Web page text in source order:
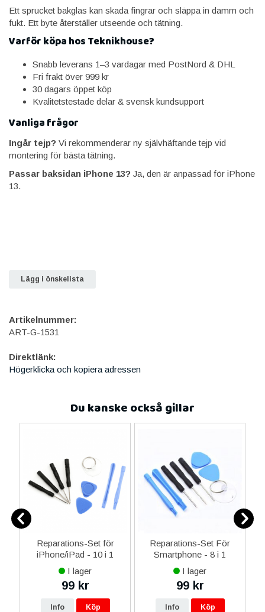
Ett sprucket bakglas kan skada fingrar och släppa in damm och
fukt. Ett byte återställer utseende och tätning.
Varför köpa hos Teknikhouse?
Snabb leverans 1–3 vardagar med PostNord & DHL
Fri frakt över 999 kr
30 dagars öppet köp
Kvalitetstestade delar & svensk kundsupport
Vanliga frågor
Ingår tejp? Vi rekommenderar ny självhäftande tejp vid
montering för bästa tätning.
Passar baksidan iPhone 13? Ja, den är anpassad för iPhone
13.
Lägg i önskelista
Artikelnummer:
ART-G-1531
Direktlänk:
Högerklicka och kopiera adressen
Du kanske också gillar
Reparations-Set för
iPhone/iPad - 10 i 1
I lager
99 kr
Info Köp
Reparations-Set För
Smartphone - 8 i 1
I lager
99 kr
Info Köp